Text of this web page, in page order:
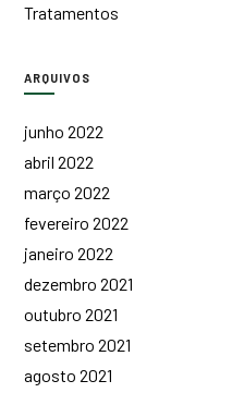
Tratamentos
ARQUIVOS
junho 2022
abril 2022
março 2022
fevereiro 2022
janeiro 2022
dezembro 2021
outubro 2021
setembro 2021
agosto 2021